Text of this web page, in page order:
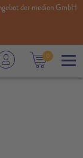
0
der medion GmbH